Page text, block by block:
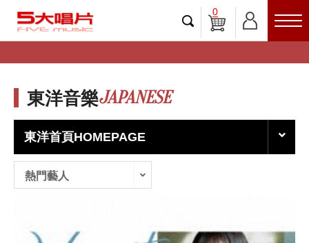
0
東洋音樂JAPANESE
東洋首頁HOMEPAGE
熱門藝人